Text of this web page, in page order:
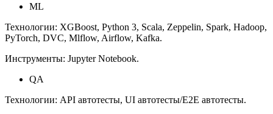
ML
Технологии: XGBoost, Python 3, Scala, Zeppelin, Spark, Hadoop,
PyTorch, DVC, Mlflow, Airflow, Kafka.
Инструменты: Jupyter Notebook.
QA
Технологии: API автотесты, UI автотесты/E2E автотесты.